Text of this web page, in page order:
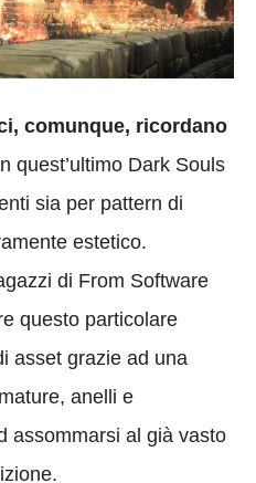
comunque, ricordano
quest’ultimo Dark Souls
sia per pattern di
estetico.
di From Software
questo particolare
asset grazie ad una
anelli e
assommarsi al già vasto